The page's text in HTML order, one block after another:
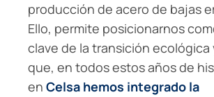
producción de acero de bajas
Ello, permite posicionarnos
clave de la transición ecológica
que, en todos estos años de
en Celsa hemos integrado la